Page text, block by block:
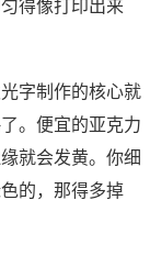
得像打印出来
字制作的核心就
。便宜的亚克力
就会发黄。你细
的，那得多掉